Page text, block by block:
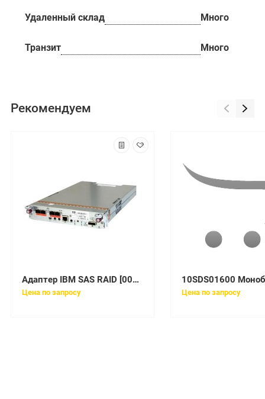
Удаленный склад Много
Транзит Много
Рекомендуем
Адаптер IBM SAS RAID [00YL038]
Цена по запросу Цена по запросу